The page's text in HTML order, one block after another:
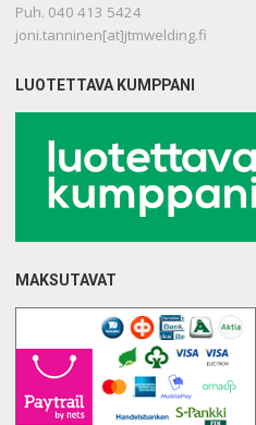
Puh. 040 413 5424
joni.tanninen[at]jtmwelding.fi
LUOTETTAVA KUMPPANI
MAKSUTAVAT